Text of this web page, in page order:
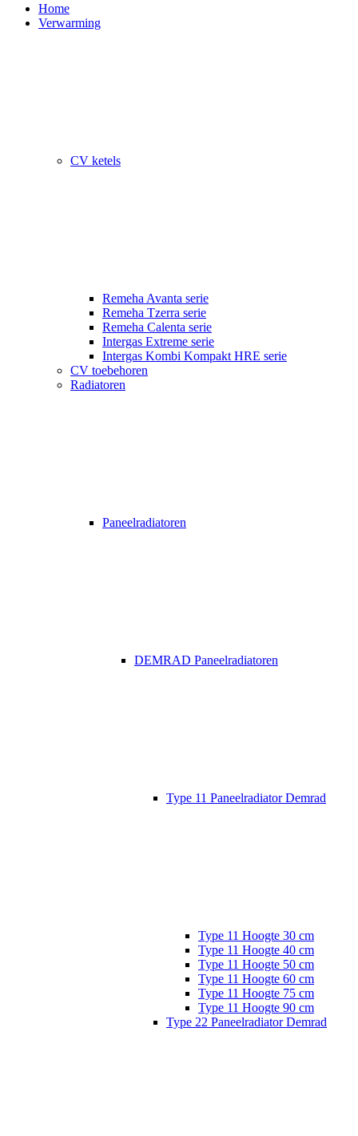
Home
Verwarming
CV ketels
Remeha Avanta serie
Remeha Tzerra serie
Remeha Calenta serie
Intergas Extreme serie
Intergas Kombi Kompakt HRE serie
CV toebehoren
Radiatoren
Paneelradiatoren
DEMRAD Paneelradiatoren
Type 11 Paneelradiator Demrad
Type 11 Hoogte 30 cm
Type 11 Hoogte 40 cm
Type 11 Hoogte 50 cm
Type 11 Hoogte 60 cm
Type 11 Hoogte 75 cm
Type 11 Hoogte 90 cm
Type 22 Paneelradiator Demrad